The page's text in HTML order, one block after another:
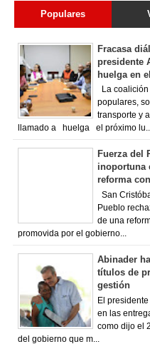
Populares
Fracasa
presidente
huelga en
La
populares,
transporte y
llamado a huelga el próximo lu...
Fuerza del
inoportuna
reforma
San
Pueblo
de una
promovida por el gobierno...
Abinader
títulos de
gestión
El
en las
como dijo el
del gobierno que m...